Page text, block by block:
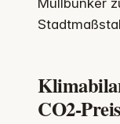
Müllbunker
CO2-Preis